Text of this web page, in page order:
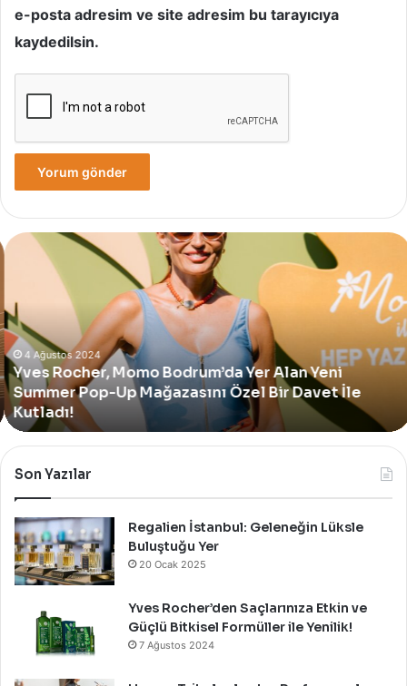
e-posta adresim ve site adresim bu tarayıcıya
kaydedilsin.
Yves
Rocher,
Bodrum’da
Yer
Alan
Yeni
Summer
Pop-
Up
Mağazasını
Özel
Bir
Kutladı!
4 Ağustos 2024
Yves Rocher, Momo Bodrum’da Yer Alan Yeni
Summer Pop-Up Mağazasını Özel Bir Davet İle
Kutladı!
Son Yazılar
Regalien İstanbul: Geleneğin Lüksle
Buluştuğu Yer
20 Ocak 2025
Yves Rocher’den Saçlarınıza Etkin ve
Güçlü Bitkisel Formüller ile Yenilik!
7 Ağustos 2024